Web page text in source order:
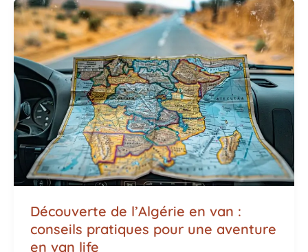
Découverte de l’Algérie en van :
conseils pratiques pour une aventure
en van life